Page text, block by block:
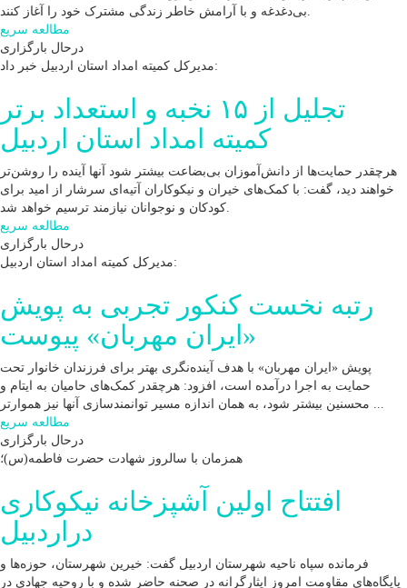
مطالعه سریع
درحال بارگزاری
مدیرکل کمیته امداد استان اردبیل خبر داد:
تجلیل از ۱۵ نخبه و استعداد برتر
کمیته امداد استان اردبیل
هرچقدر حمایت‌ها از دانش‌آموزان بی‌بضاعت بیشتر شود آنها آینده را روشن‌تر
خواهند دید، گفت: با کمک‌های خیران و نیکوکاران آتیه‌ای سرشار از امید برای
مطالعه سریع
درحال بارگزاری
مدیرکل کمیته امداد استان اردبیل:
رتبه نخست کنکور تجربی به پویش
«ایران مهربان» پیوست
پویش «ایران مهربان» با هدف آینده‌نگری بهتر برای فرزندان خانوار تحت
حمایت به اجرا درآمده است، افزود: هرچقدر کمک‌های حامیان به ایتام و
مطالعه سریع
درحال بارگزاری
همزمان با سالروز شهادت حضرت فاطمه(س)؛
افتتاح اولین آشپزخانه نیکوکاری
دراردبیل
فرمانده سپاه ناحیه شهرستان اردبیل گفت: خیرین شهرستان، حوزه‌ها و
پایگاه‌های مقاومت امروز ایثارگرانه در صحنه حاضر شده و با روحیه جهادی در